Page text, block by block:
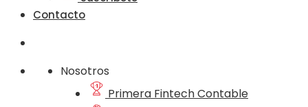
Contacto
Nosotros
Primera Fintech Contable